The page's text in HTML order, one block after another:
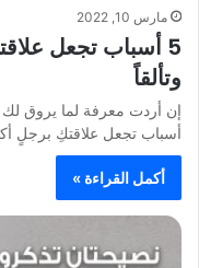
مارس 10, 2022
5 أسباب تجعل
وتألقاً
أسباب تجعل علاقتكِ برجلٍ
أكمل القراءة »